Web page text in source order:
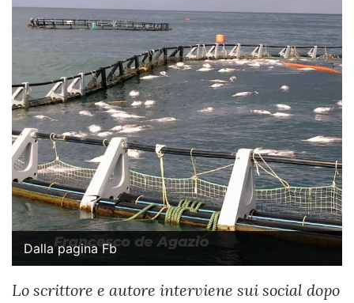
Dalla pagina Fb
Lo scrittore e autore interviene sui social dopo